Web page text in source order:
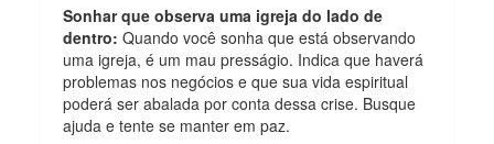
Sonhar que observa uma igreja do lado de
dentro: Quando você sonha que está observando
uma igreja, é um mau presságio. Indica que haverá
problemas nos negócios e que sua vida espiritual
poderá ser abalada por conta dessa crise. Busque
ajuda e tente se manter em paz.